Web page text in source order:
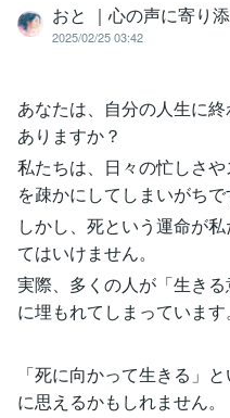
おと ｜心の声に寄り
2025/02/25 03:42
あなたは、自分の人生に
ありますか？
私たちは、日々の忙しさ
を疎かにしてしまいがちで
しかし、死という運命が
てはいけません。
実際、多くの人が「生き
に埋もれてしまっています。
「死に向かって生きる」
に思えるかもしれません。